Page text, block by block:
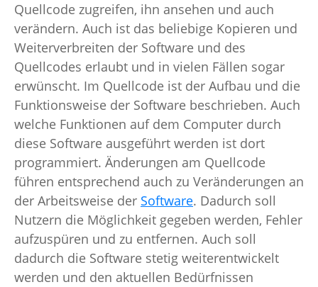
Quellcode zugreifen, ihn ansehen und auch
verändern. Auch ist das beliebige Kopieren und
Weiterverbreiten der Software und des
Quellcodes erlaubt und in vielen Fällen sogar
erwünscht. Im Quellcode ist der Aufbau und die
Funktionsweise der Software beschrieben. Auch
welche Funktionen auf dem Computer durch
diese Software ausgeführt werden ist dort
programmiert. Änderungen am Quellcode
führen entsprechend auch zu Veränderungen an
der Arbeitsweise der Software. Dadurch soll
Nutzern die Möglichkeit gegeben werden, Fehler
aufzuspüren und zu entfernen. Auch soll
dadurch die Software stetig weiterentwickelt
werden und den aktuellen Bedürfnissen